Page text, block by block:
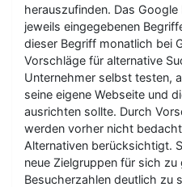
herauszufinden. Das
jeweils eingegebenen
dieser Begriff monatlich bei
Vorschläge für alternative
Unternehmer selbst testen,
seine eigene Webseite und
ausrichten sollte. Durch
werden vorher nicht
Alternativen berücksichtigt.
neue Zielgruppen für sich zu
Besucherzahlen deutlich zu